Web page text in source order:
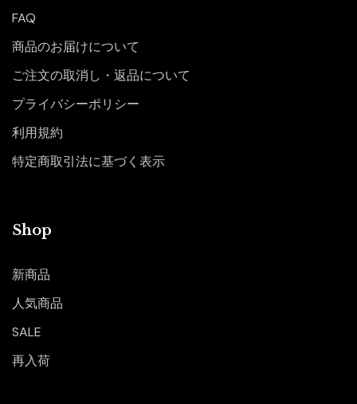
FAQ
商品のお届けについて
ご注文の取消し・返品について
プライバシーポリシー
利用規約
特定商取引法に基づく表示
Shop
新商品
人気商品
SALE
再入荷